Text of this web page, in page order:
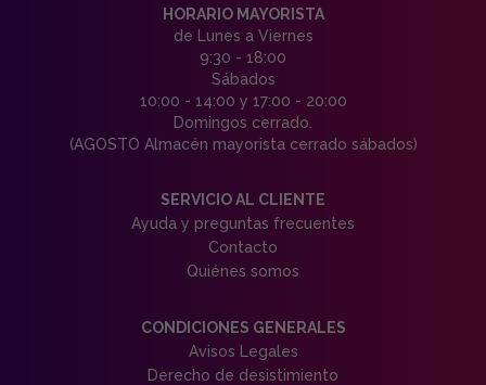
HORARIO MAYORISTA
de Lunes a Viernes
9:30 - 18:00
Sábados
10:00 - 14:00 y 17:00 - 20:00
Domingos cerrado.
(AGOSTO Almacén mayorista cerrado sábados)
SERVICIO AL CLIENTE
Ayuda y preguntas frecuentes
Contacto
Quiénes somos
CONDICIONES GENERALES
Avisos Legales
Derecho de desistimiento